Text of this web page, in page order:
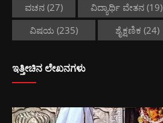
ವಚನ(27) ವಿದ್ಯಾರ್ಥಿ ವೇತನ(19)
ವಿಷಯ (235) ಶೈಕ್ಷಣಿಕ (24)
ಇತ್ತೀಚಿನ ಲೇಖನಗಳು